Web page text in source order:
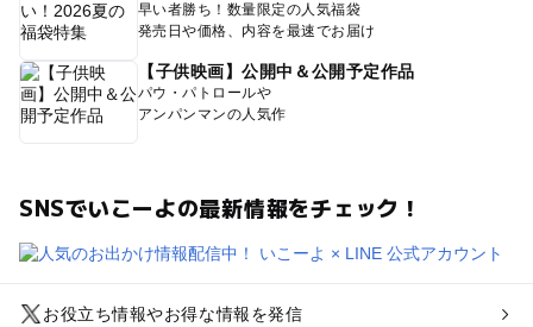
早い者勝ち！数量限定の人気福袋
発売日や価格、内容を最速でお届け
【子供映画】公開中＆公開予定作品
パウ・パトロールや
アンパンマンの人気作
SNSでいこーよの最新情報をチェック！
お役立ち情報やお得な情報を発信